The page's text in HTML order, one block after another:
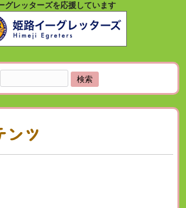
グレッターズを応援しています
索: